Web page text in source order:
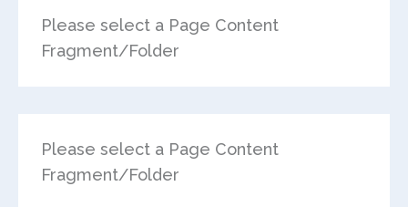
Please select a Page Content
Fragment/Folder
Please select a Page Content
Fragment/Folder